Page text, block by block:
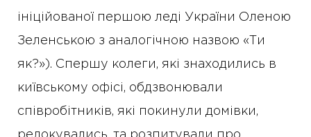
ініційованої першою леді України Оленою
Зеленською з аналогічною назвою «Ти
як?»). Спершу колеги, які знаходились в
київському офісі, обдзвонювали
співробітників, які покинули домівки,